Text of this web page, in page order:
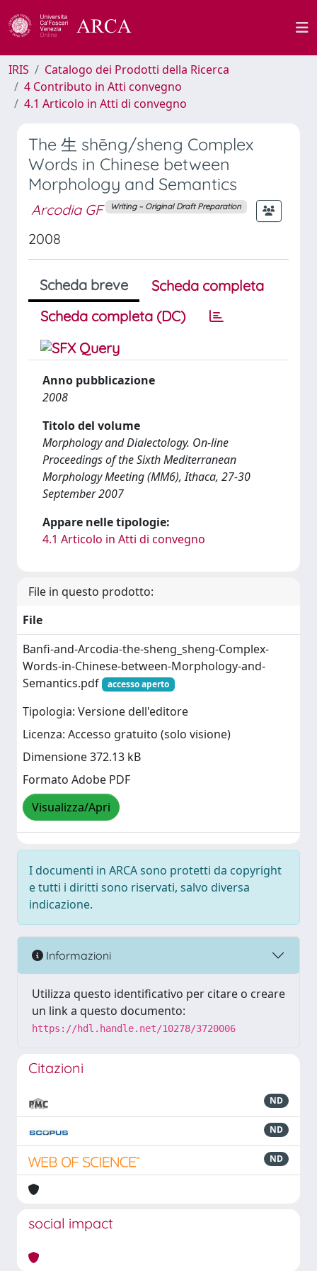
IRIS
Catalogo dei Prodotti della Ricerca
4 Contributo in Atti convegno
4.1 Articolo in Atti di convegno
The 生 shēng/sheng Complex
Words in Chinese between
Morphology and Semantics
Arcodia GF Writing – Original Draft Preparation
2008
Scheda breve
Scheda completa
Scheda completa (DC)
Anno pubblicazione
2008
Titolo del volume
Morphology and Dialectology. On-line
Proceedings of the Sixth Mediterranean
Morphology Meeting (MM6), Ithaca, 27-30
September 2007
Appare nelle tipologie:
4.1 Articolo in Atti di convegno
File in questo prodotto:
File
Banfi-and-Arcodia-the-sheng_sheng-Complex-
Words-in-Chinese-between-Morphology-and-
Semantics.pdf
accesso aperto
Tipologia: Versione dell'editore
Licenza: Accesso gratuito (solo visione)
Dimensione 372.13 kB
Formato Adobe PDF
Visualizza/Apri
I documenti in ARCA sono protetti da copyright
e tutti i diritti sono riservati, salvo diversa
indicazione.
Informazioni
Utilizza questo identificativo per citare o creare
un link a questo documento:
https://hdl.handle.net/10278/3720006
Citazioni
ND
ND
ND
social impact